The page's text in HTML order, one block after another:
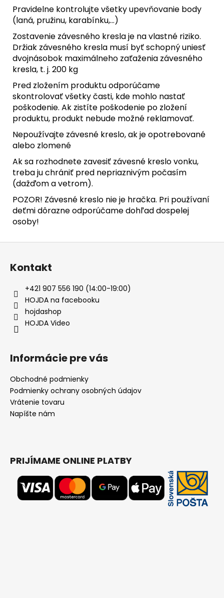
Pravidelne kontrolujte všetky upevňovanie body
(laná, pružinu, karabínku,...)
Zostavenie závesného kresla je na vlastné riziko.
Držiak závesného kresla musí byť schopný uniesť
dvojnásobok maximálneho zaťaženia závesného
kresla, t. j. 200 kg
Pred zložením produktu odporúčame
skontrolovať všetky časti, kde mohlo nastať
poškodenie. Ak zistíte poškodenie po zložení
produktu, produkt nebude možné reklamovať.
Nepoužívajte závesné kreslo, ak je opotrebované
alebo zlomené
Ak sa rozhodnete zavesiť závesné kreslo vonku,
treba ju chrániť pred nepriaznivým počasím
(dažďom a vetrom).
POZOR! Závesné kreslo nie je hračka. Pri používaní
deťmi dôrazne odporúčame dohľad dospelej
osoby!
Kontakt
+421 907 556 190 (14:00-19:00)
HOJDA na facebooku
hojdashop
HOJDA Video
Informácie pre vás
Obchodné podmienky
Podmienky ochrany osobných údajov
Vrátenie tovaru
Napíšte nám
PRIJÍMAME ONLINE PLATBY